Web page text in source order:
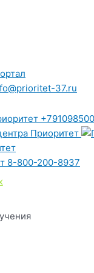
37.ru
8-800-200-8937